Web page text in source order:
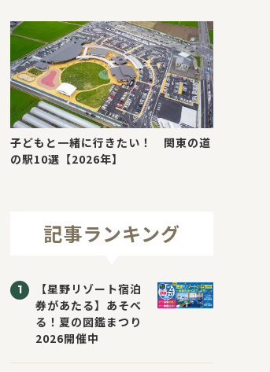
子どもと一緒に行きたい！ 関東の道
の駅10選【2026年】
記事ランキング
【星野リゾート宿泊
券があたる】あそべ
る！夏の図鑑まつり
2026開催中